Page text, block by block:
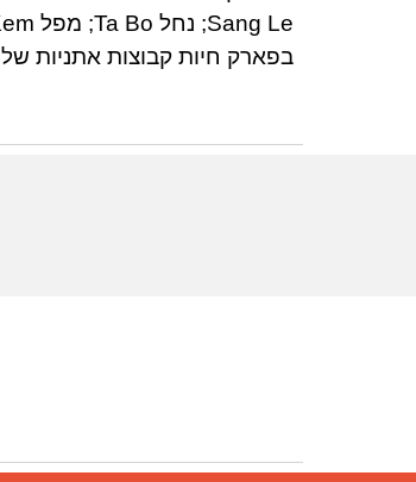
Sang Le; נחל Ta Bo; מפל Khe Kem; נהר Giang; מערת Tham Nang Man. ב Pu Mat,
בפארק חיותקבוצות אתניות של Thai, Kho Mu, Dan Lai באזור החוצץ של הפארק.